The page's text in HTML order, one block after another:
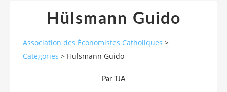
Hülsmann Guido
Association des Économistes Catholiques >
Categories > Hülsmann Guido
Par TJA